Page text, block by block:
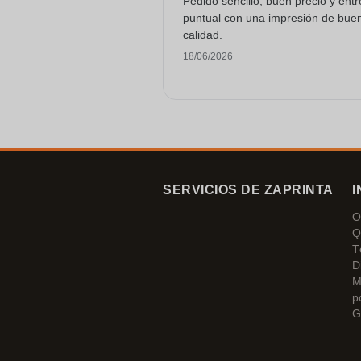
puntual con una impresión de
calidad.
18/06/2026
SERVICIOS DE ZAPRINTA